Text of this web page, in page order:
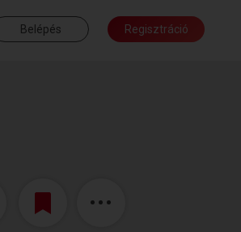
Belépés Regisztráció